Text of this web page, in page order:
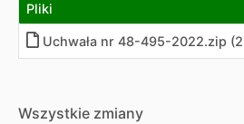
Pliki
Uchwała nr 48-495-2022.zip
Wszystkie zmiany